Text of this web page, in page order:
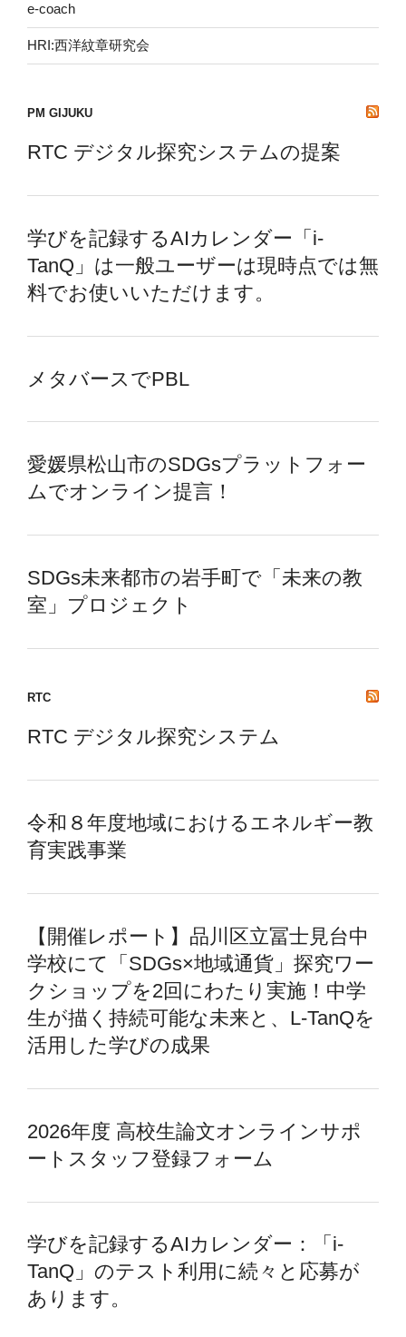
e-coach
HRI:西洋紋章研究会
PM GIJUKU
RTC デジタル探究システムの提案
学びを記録するAIカレンダー「i-
TanQ」は一般ユーザーは現時点では無
料でお使いいただけます。
メタバースでPBL
愛媛県松山市のSDGsプラットフォー
ムでオンライン提言！
SDGs未来都市の岩手町で「未来の教
室」プロジェクト
RTC
RTC デジタル探究システム
令和８年度地域におけるエネルギー教
育実践事業
【開催レポート】品川区立冨士見台中
学校にて「SDGs×地域通貨」探究ワー
クショップを2回にわたり実施！中学
生が描く持続可能な未来と、L-TanQを
活用した学びの成果
2026年度 高校生論文オンラインサポ
ートスタッフ登録フォーム
学びを記録するAIカレンダー：「i-
TanQ」のテスト利用に続々と応募が
あります。